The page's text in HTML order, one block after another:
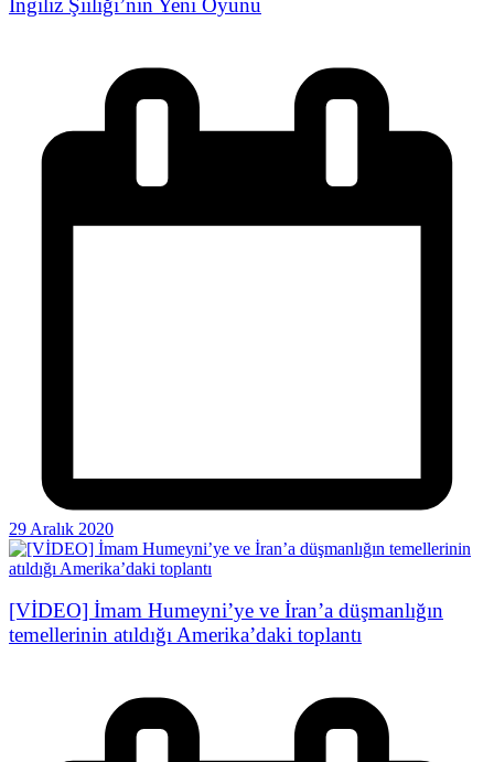
İngiliz Şiiliği’nin Yeni Oyunu
29 Aralık 2020
[VİDEO] İmam Humeyni’ye ve İran’a düşmanlığın
temellerinin atıldığı Amerika’daki toplantı